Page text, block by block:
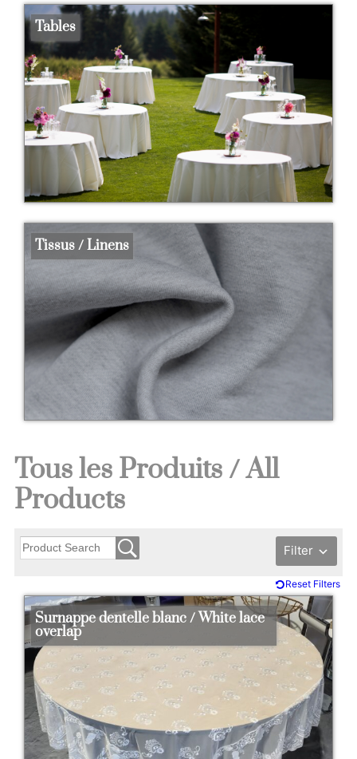
Tables
Tissus / Linens
Tous les Produits / All
Products
Filter
Reset Filters
Surnappe dentelle blanc / White lace
overlap